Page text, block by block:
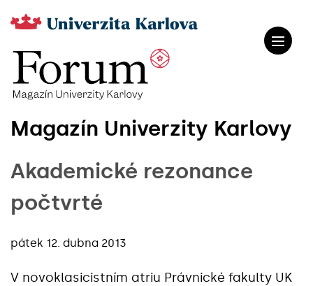
Magazín Univerzity Karlovy
Akademické rezonance
počtvrté
pátek 12. dubna 2013
V novoklasicistním atriu Právnické fakulty UK